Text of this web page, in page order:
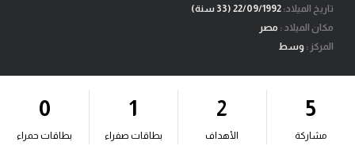
مسابقة التوقعات
فيديوهات
آراء حرة
ركن الألعاب
تاريخ الميلاد:
مكان الميلاد : مصر
المركز : وسط
5
مشاركة
2
الأهداف
1
بطاقات صفراء
0
بطاقات حمراء